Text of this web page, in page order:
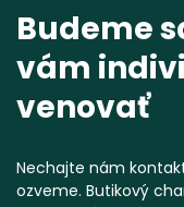
Budeme
vám
venovať
Nechajte nám
ozveme. Butikový